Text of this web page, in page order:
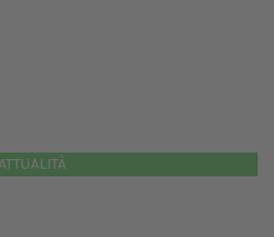
ATTUALITÀ